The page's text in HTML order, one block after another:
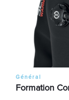
Général
Formation